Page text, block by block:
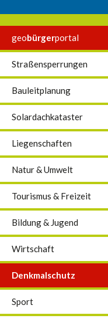
geobürgerportal
Straßensperrungen
Bauleitplanung
Solardachkataster
Liegenschaften
Natur & Umwelt
Tourismus & Freizeit
Bildung & Jugend
Wirtschaft
Denkmalschutz
Sport